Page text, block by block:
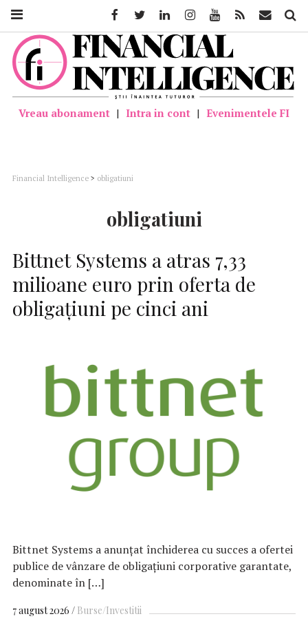
Vreau abonament | Intra in cont | Evenimentele FI
Financial Intelligence > obligatiuni
obligatiuni
Bittnet Systems a atras 7,33
milioane euro prin oferta de
obligațiuni pe cinci ani
Bittnet Systems a anunțat închiderea cu succes a ofertei
publice de vânzare de obligațiuni corporative garantate,
denominate în […]
7 august 2026 Burse/Investitii
FacebookTwitter LinkedinInstagramYoutube Feed Mail